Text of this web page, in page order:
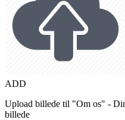
ADD
Upload billede til "Om os" -
billede